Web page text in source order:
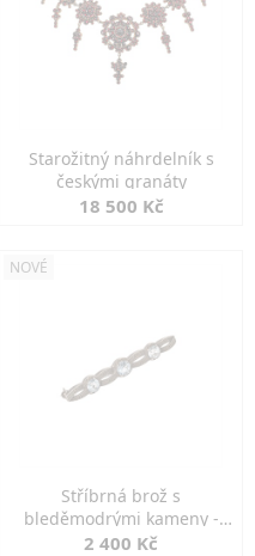
Starožitný náhrdelník s
českými granáty
18 500 Kč
NOVÉ
Stříbrná brož s
bleděmodrými kameny -
jemná elegance
2 400 Kč